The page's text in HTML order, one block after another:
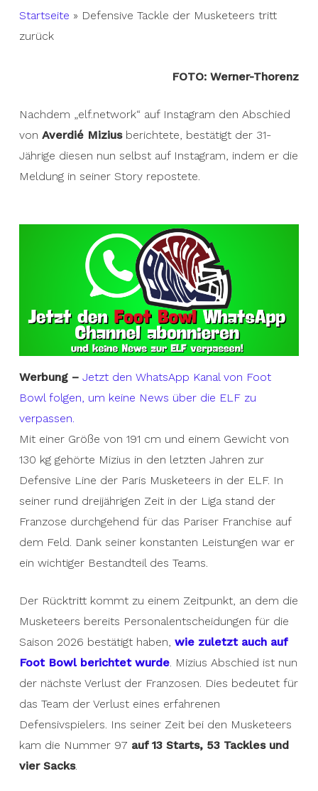
Startseite » Defensive Tackle der Musketeers tritt
zurück
FOTO: Werner-Thorenz
Nachdem „elf.network“ auf Instagram den Abschied
von Averdié Miziusberichtete, bestätigt der 31-
Jährige diesen nun selbst auf Instagram, indem er die
Meldung in seiner Story repostete.
Werbung – Jetzt den WhatsApp Kanal von Foot
Bowl folgen, um keine News über die ELF zu
verpassen.
Mit einer Größe von 191 cm und einem Gewicht von
130 kg gehörte Mizius in den letzten Jahren zur
Defensive Line der Paris Musketeers in der ELF. In
seiner rund dreijährigen Zeit in der Liga stand der
Franzose durchgehend für das Pariser Franchise auf
dem Feld. Dank seiner konstanten Leistungen war er
ein wichtiger Bestandteil des Teams.
Der Rücktritt kommt zu einem Zeitpunkt, an dem die
Musketeers bereits Personalentscheidungen für die
Saison 2026 bestätigt haben, wie zuletzt auch auf
Foot Bowl berichtet wurde. Mizius Abschied ist nun
der nächste Verlust der Franzosen. Dies bedeutet für
das Team der Verlust eines erfahrenen
Defensivspielers. Ins seiner Zeit bei den Musketeers
kam die Nummer 97 auf 13 Starts, 53 Tackles und
vier Sacks.